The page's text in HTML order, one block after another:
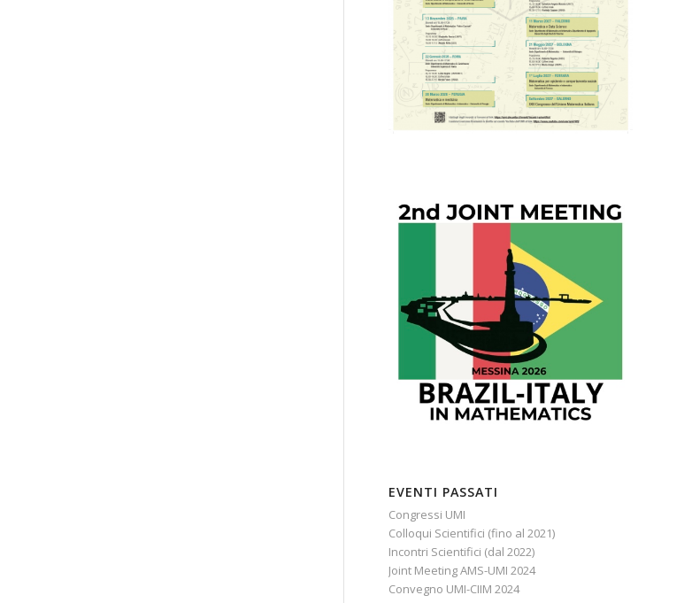
EVENTI PASSATI
Congressi UMI
Colloqui Scientifici (fino al 2021)
Incontri Scientifici (dal 2022)
Joint Meeting AMS-UMI 2024
Convegno UMI-CIIM 2024